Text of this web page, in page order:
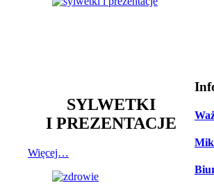
SYLWETKI
I PREZENTACJE
Więcej…